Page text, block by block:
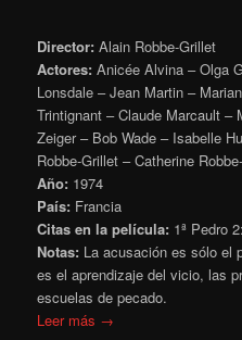
Director: Alain Robbe-Grillet
Actores: Anicée Alvina – Olga
Lonsdale – Jean Martin –
Trintignant – Claude Marcault –
Zeiger – Bob Wade – Isabelle
Robbe-Grillet – Catherine
Año: 1974
País: Francia
Citas en la película: 1ª Pedro
Notas: La acusación es sólo el
es el aprendizaje del vicio, las
escuelas de pecado.
Leer más →